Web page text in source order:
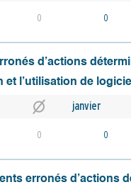
0 0
d’actions
et l’utilisation de
janvier
0 0
erronés d’actions